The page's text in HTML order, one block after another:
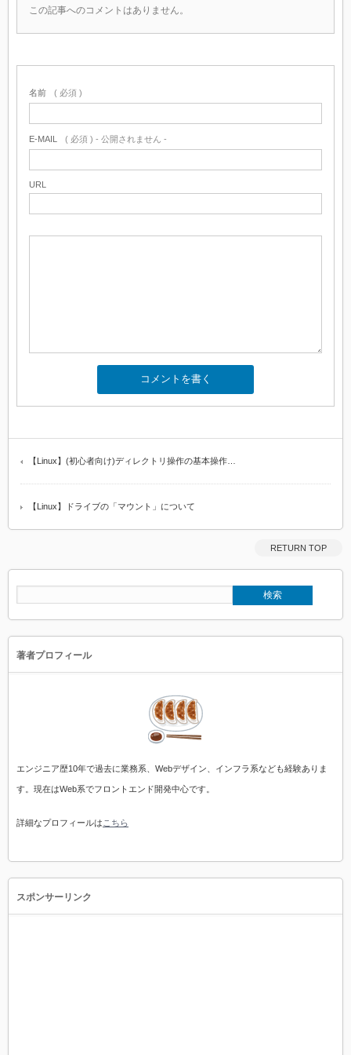
この記事へのコメントはありません。
名前 ( 必須 )
E-MAIL ( 必須 ) - 公開されません -
URL
【Linux】(初心者向け)ディレクトリ操作の基本操作…
【Linux】ドライブの「マウント」について
RETURN TOP
著者プロフィール
エンジニア歴10年で過去に業務系、Webデザイン、インフラ系なども経験ありま
す。現在はWeb系でフロントエンド開発中心です。
詳細なプロフィールは こちら
スポンサーリンク